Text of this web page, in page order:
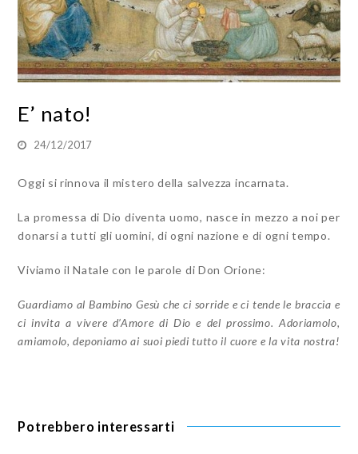
E’ nato!
24/12/2017
Oggi si rinnova il mistero della salvezza incarnata.
La promessa di Dio diventa uomo, nasce in mezzo a noi per
donarsi a tutti gli uomini, di ogni nazione e di ogni tempo.
Viviamo il Natale con le parole di Don Orione:
Guardiamo al Bambino Gesù che ci sorride e ci tende le braccia e
ci invita a vivere d’Amore di Dio e del prossimo. Adoriamolo,
amiamolo, deponiamo ai suoi piedi tutto il cuore e la vita nostra!
Potrebbero interessarti